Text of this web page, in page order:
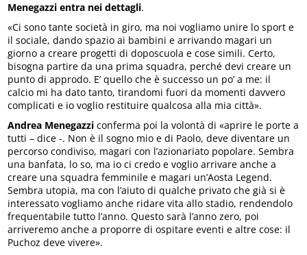
Menegazzi entra nei dettagli.
«Ci sono tante società in giro, ma noi vogliamo unire lo sport e
il sociale, dando spazio ai bambini e arrivando magari un
giorno a creare progetti di doposcuola e cose simili. Certo,
bisogna partire da una prima squadra, perché devi creare un
punto di approdo. E’ quello che è successo un po’ a me: il
calcio mi ha dato tanto, tirandomi fuori da momenti davvero
complicati e io voglio restituire qualcosa alla mia città».
Andrea Menegazzi conferma poi la volontà di «aprire le porte a
tutti – dice -. Non è il sogno mio e di Paolo, deve diventare un
percorso condiviso, magari con l’azionariato popolare. Sembra
una banfata, lo so, ma io ci credo e voglio arrivare anche a
creare una squadra femminile e magari un’Aosta Legend.
Sembra utopia, ma con l’aiuto di qualche privato che già si è
interessato vogliamo anche ridare vita allo stadio, rendendolo
frequentabile tutto l’anno. Questo sarà l’anno zero, poi
arriveremo anche a proporre di ospitare eventi e altre cose: il
Puchoz deve vivere».